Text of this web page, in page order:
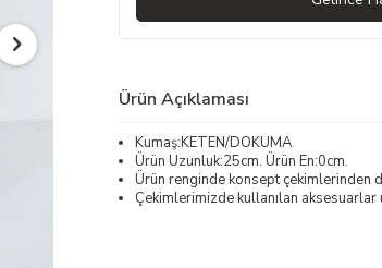
Ürün Açıklaması
Kumaş:KETEN/DOKUMA
Ürün Uzunluk:25cm. Ürün En:0cm.
Ürün renginde konsept çekimlerinden
Çekimlerimizde kullanılan